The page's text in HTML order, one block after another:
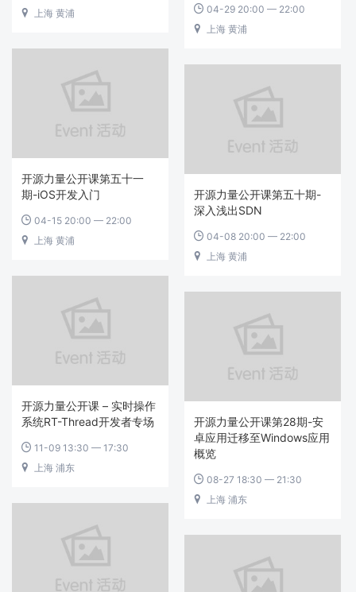
 上海 黄浦  04-29 20:00 — 22:00
 上海 黄浦
开源力量公开课第五十一
期-iOS开发入门
 04-15 20:00 — 22:00
 上海 黄浦
开源力量公开课第五十期-
深入浅出SDN
 04-08 20:00 — 22:00
 上海 黄浦
开源力量公开课 – 实时操作
系统RT-Thread开发者专场
 11-09 13:30 — 17:30
 上海 浦东
开源力量公开课第28期-安
卓应用迁移至Windows应用
概览
 08-27 18:30 — 21:30
 上海 浦东